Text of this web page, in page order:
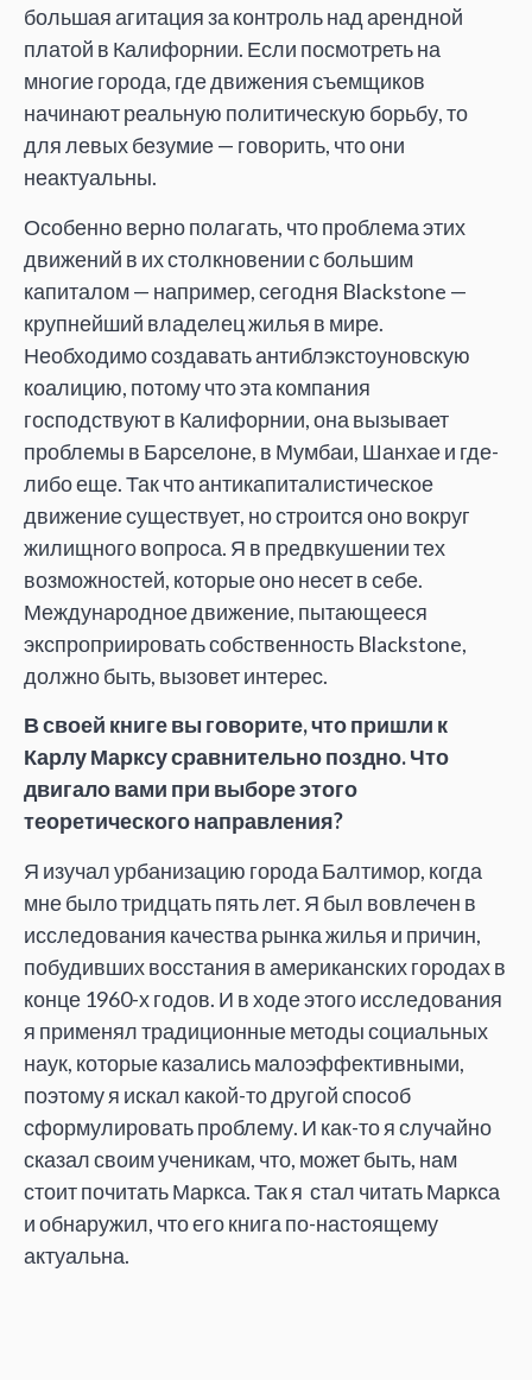
большая агитация за контроль над арендной
платой в Калифорнии. Если посмотреть на
многие города, где движения съемщиков
начинают реальную политическую борьбу, то
для левых безумие — говорить, что они
неактуальны.
Особенно верно полагать, что проблема этих
движений в их столкновении с большим
капиталом — например, сегодня Blackstone —
крупнейший владелец жилья в мире.
Необходимо создавать антиблэкстоуновскую
коалицию, потому что эта компания
господствуют в Калифорнии, она вызывает
проблемы в Барселоне, в Мумбаи, Шанхае и где-
либо еще. Так что антикапиталистическое
движение существует, но строится оно вокруг
жилищного вопроса. Я в предвкушении тех
возможностей, которые оно несет в себе.
Международное движение, пытающееся
экспроприировать собственность Blackstone,
должно быть, вызовет интерес.
В своей книге вы говорите, что пришли к
Карлу Марксу сравнительно поздно. Что
двигало вами при выборе этого
теоретического направления?
Я изучал урбанизацию города Балтимор, когда
мне было тридцать пять лет. Я был вовлечен в
исследования качества рынка жилья и причин,
побудивших восстания в американских городах в
конце 1960-х годов. И в ходе этого исследования
я применял традиционные методы социальных
наук, которые казались малоэффективными,
поэтому я искал какой-то другой способ
сформулировать проблему. И как-то я случайно
сказал своим ученикам, что, может быть, нам
стоит почитать Маркса. Так я стал читать Маркса
и обнаружил, что его книга по-настоящему
актуальна.